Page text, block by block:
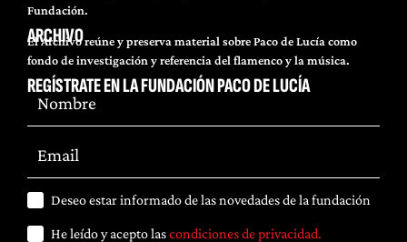
Fundación.
ARCHIVO
El Archivo reúne y preserva material sobre Paco de Lucía como
fondo de investigación y referencia del flamenco y la música.
REGÍSTRATE EN LA FUNDACIÓN PACO DE LUCÍA
Deseo estar informado de las novedades de la fundación
He leído y acepto lascondiciones de privacidad.